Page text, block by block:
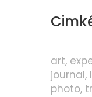
art
journal
photo